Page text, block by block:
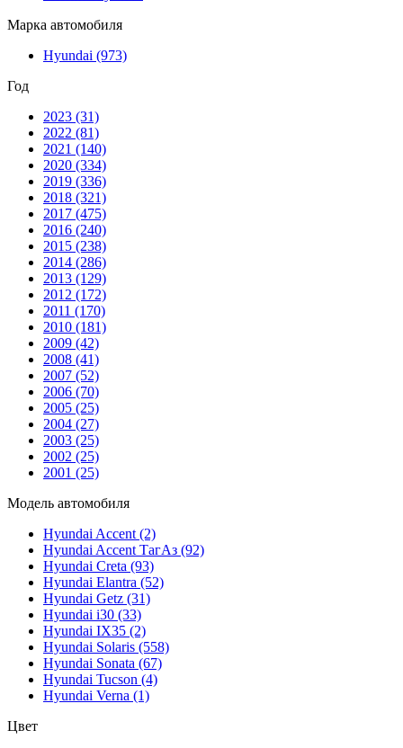
Марка автомобиля
Hyundai (973)
Год
2023 (31)
2022 (81)
2021 (140)
2020 (334)
2019 (336)
2018 (321)
2017 (475)
2016 (240)
2015 (238)
2014 (286)
2013 (129)
2012 (172)
2011 (170)
2010 (181)
2009 (42)
2008 (41)
2007 (52)
2006 (70)
2005 (25)
2004 (27)
2003 (25)
2002 (25)
2001 (25)
Модель автомобиля
Hyundai Accent (2)
Hyundai Accent ТагАз (92)
Hyundai Creta (93)
Hyundai Elantra (52)
Hyundai Getz (31)
Hyundai i30 (33)
Hyundai IX35 (2)
Hyundai Solaris (558)
Hyundai Sonata (67)
Hyundai Tucson (4)
Hyundai Verna (1)
Цвет